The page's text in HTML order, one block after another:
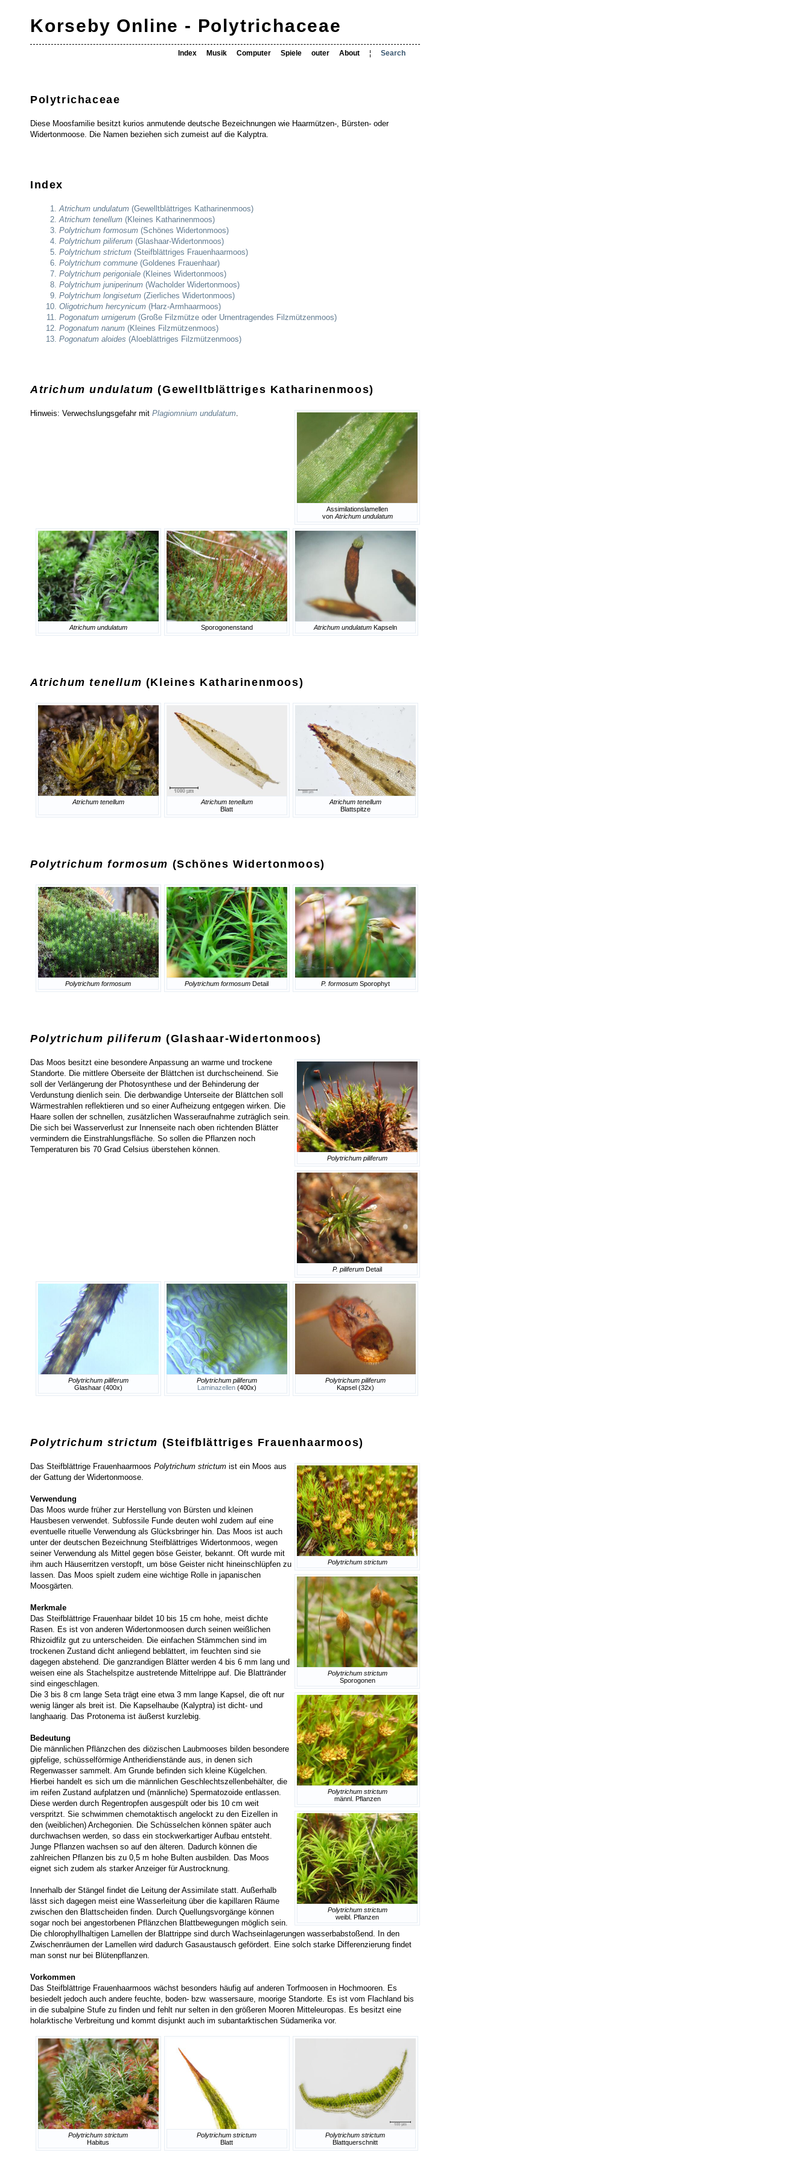
Korseby Online - Polytrichaceae
Search
¦
About
outer
Spiele
Computer
Musik
Index
Polytrichaceae
Diese Moosfamilie besitzt kurios anmutende deutsche Bezeichnungen wie Haarmützen-, Bürsten- oder
Widertonmoose. Die Namen beziehen sich zumeist auf die Kalyptra.
Index
Atrichum undulatum (Gewelltblättriges Katharinenmoos)
Atrichum tenellum (Kleines Katharinenmoos)
Polytrichum formosum (Schönes Widertonmoos)
Polytrichum piliferum (Glashaar-Widertonmoos)
Polytrichum strictum (Steifblättriges Frauenhaarmoos)
Polytrichum commune (Goldenes Frauenhaar)
Polytrichum perigoniale (Kleines Widertonmoos)
Polytrichum juniperinum (Wacholder Widertonmoos)
Polytrichum longisetum (Zierliches Widertonmoos)
Oligotrichum hercynicum (Harz-Armhaarmoos)
Pogonatum urnigerum (Große Filzmütze oder Urnentragendes Filzmützenmoos)
Pogonatum nanum (Kleines Filzmützenmoos)
Pogonatum aloides (Aloeblättriges Filzmützenmoos)
Atrichum undulatum (Gewelltblättriges Katharinenmoos)
Assimilationslamellen
von Atrichum undulatum
Hinweis: Verwechslungsgefahr mit Plagiomnium undulatum.
Atrichum undulatum Sporogonenstand Atrichum undulatumKapseln
Atrichum tenellum (Kleines Katharinenmoos)
Atrichum tenellum
Atrichum tenellum
Blatt
Atrichum tenellum
Blattspitze
Polytrichum formosum (Schönes Widertonmoos)
Polytrichum formosum Polytrichum formosum Detail P. formosumSporophyt
Polytrichum piliferum (Glashaar-Widertonmoos)
Polytrichum piliferum
P. piliferum Detail
Das Moos besitzt eine besondere Anpassung an warme und trockene
Standorte. Die mittlere Oberseite der Blättchen ist durchscheinend. Sie
soll der Verlängerung der Photosynthese und der Behinderung der
Verdunstung dienlich sein. Die derbwandige Unterseite der Blättchen soll
Wärmestrahlen reflektieren und so einer Aufheizung entgegen wirken. Die
Haare sollen der schnellen, zusätzlichen Wasseraufnahme zuträglich sein.
Die sich bei Wasserverlust zur Innenseite nach oben richtenden Blätter
vermindern die Einstrahlungsfläche. So sollen die Pflanzen noch
Temperaturen bis 70 Grad Celsius überstehen können.
Polytrichum piliferum
Glashaar (400x)
Polytrichum piliferum
Laminazellen(400x)
Polytrichum piliferum
Kapsel (32x)
Polytrichum strictum (Steifblättriges Frauenhaarmoos)
Polytrichum strictum
Polytrichum strictum
Sporogonen
Polytrichum strictum
männl. Pflanzen
Polytrichum strictum
weibl. Pflanzen
Das Steifblättrige Frauenhaarmoos Polytrichum strictum ist ein Moos aus
der Gattung der Widertonmoose.
Verwendung
Das Moos wurde früher zur Herstellung von Bürsten und kleinen
Hausbesen verwendet. Subfossile Funde deuten wohl zudem auf eine
eventuelle rituelle Verwendung als Glücksbringer hin. Das Moos ist auch
unter der deutschen Bezeichnung Steifblättriges Widertonmoos, wegen
seiner Verwendung als Mittel gegen böse Geister, bekannt. Oft wurde mit
ihm auch Häuserritzen verstopft, um böse Geister nicht hineinschlüpfen zu
lassen. Das Moos spielt zudem eine wichtige Rolle in japanischen
Moosgärten.
Merkmale
Das Steifblättrige Frauenhaar bildet 10 bis 15 cm hohe, meist dichte
Rasen. Es ist von anderen Widertonmoosen durch seinen weißlichen
Rhizoidfilz gut zu unterscheiden. Die einfachen Stämmchen sind im
trockenen Zustand dicht anliegend beblättert, im feuchten sind sie
dagegen abstehend. Die ganzrandigen Blätter werden 4 bis 6 mm lang und
weisen eine als Stachelspitze austretende Mittelrippe auf. Die Blattränder
sind eingeschlagen.
Die 3 bis 8 cm lange Seta trägt eine etwa 3 mm lange Kapsel, die oft nur
wenig länger als breit ist. Die Kapselhaube (Kalyptra) ist dicht- und
langhaarig. Das Protonema ist äußerst kurzlebig.
Bedeutung
Die männlichen Pflänzchen des diözischen Laubmooses bilden besondere
gipfelige, schüsselförmige Antheridienstände aus, in denen sich
Regenwasser sammelt. Am Grunde befinden sich kleine Kügelchen.
Hierbei handelt es sich um die männlichen Geschlechtszellenbehälter, die
im reifen Zustand aufplatzen und (männliche) Spermatozoide entlassen.
Diese werden durch Regentropfen ausgespült oder bis 10 cm weit
verspritzt. Sie schwimmen chemotaktisch angelockt zu den Eizellen in
den (weiblichen) Archegonien. Die Schüsselchen können später auch
durchwachsen werden, so dass ein stockwerkartiger Aufbau entsteht.
Junge Pflanzen wachsen so auf den älteren. Dadurch können die
zahlreichen Pflanzen bis zu 0,5 m hohe Bulten ausbilden. Das Moos
eignet sich zudem als starker Anzeiger für Austrocknung.
Innerhalb der Stängel findet die Leitung der Assimilate statt. Außerhalb
lässt sich dagegen meist eine Wasserleitung über die kapillaren Räume
zwischen den Blattscheiden finden. Durch Quellungsvorgänge können
sogar noch bei angestorbenen Pflänzchen Blattbewegungen möglich sein.
Die chlorophyllhaltigen Lamellen der Blattrippe sind durch Wachseinlagerungen wasserbabstoßend. In den
Zwischenräumen der Lamellen wird dadurch Gasaustausch gefördert. Eine solch starke Differenzierung findet
man sonst nur bei Blütenpflanzen.
Vorkommen
Das Steifblättrige Frauenhaarmoos wächst besonders häufig auf anderen Torfmoosen in Hochmooren. Es
besiedelt jedoch auch andere feuchte, boden- bzw. wassersaure, moorige Standorte. Es ist vom Flachland bis
in die subalpine Stufe zu finden und fehlt nur selten in den größeren Mooren Mitteleuropas. Es besitzt eine
holarktische Verbreitung und kommt disjunkt auch im subantarktischen Südamerika vor.
Polytrichum strictum
Habitus
Polytrichum strictum
Blatt
Polytrichum strictum
Blattquerschnitt